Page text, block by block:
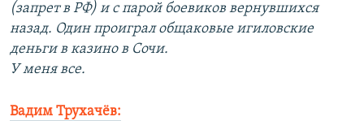
(запрет в РФ) и с парой боевиков вернувшихся
назад. Один проиграл общаковые игиловские
деньги в казино в Сочи.
У меня все.
Вадим Трухачёв: